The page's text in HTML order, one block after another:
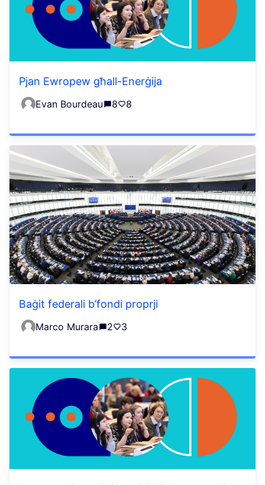
Pjan Ewropew għall-Enerġija
Evan Bourdeau 8 8
Baġit federali b’fondi proprji
Marco Murara 2 3